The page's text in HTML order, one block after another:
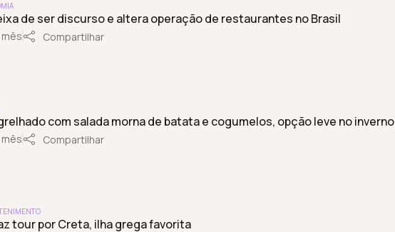
de ser discurso e altera operação de restaurantes no Brasil
mês Compartilhar
com salada morna de batata e cogumelos, opção leve no inverno
mês Compartilhar
tour por Creta, ilha grega favorita